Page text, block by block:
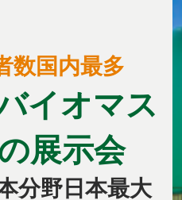
数国内最多
イオマス
展示会
分野日本最大